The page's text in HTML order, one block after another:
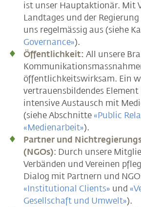
ist unser Hauptaktionär. Mit
Landtages und der
uns regelmässig aus (siehe
Governance»).
Öffentlichkeit: All unsere
öffentlichkeitswirksam. Ein
vertrauensbildendes Element
intensive Austausch mit
(siehe Abschnitte «Public
«Medienarbeit»).
Partner und
(NGOs): Durch unsere
Verbänden und Vereinen
Dialog mit Partnern und
«Institutional Clients» und
Gesellschaft und Umwelt»).